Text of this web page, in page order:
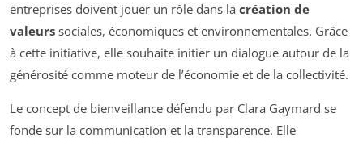
entreprises doivent jouer un rôle dans la création de
valeurs sociales, économiques et environnementales. Grâce
à cette initiative, elle souhaite initier un dialogue autour de la
générosité comme moteur de l’économie et de la collectivité.
Le concept de bienveillance défendu par Clara Gaymard se
fonde sur la communication et la transparence. Elle